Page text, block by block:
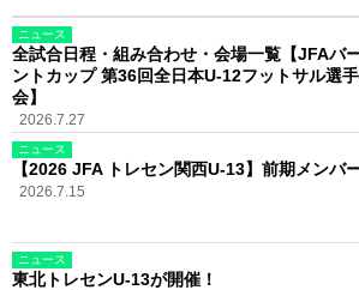
ニュース
全試合日程・組み合わせ・会場一覧【JFAバ
ントカップ 第36回全日本U-12フットサル選
会】
2026.7.27
ニュース
【2026 JFA トレセン関西U-13】前期メンバ
2026.7.15
ニュース
東北トレセンU-13が開催！